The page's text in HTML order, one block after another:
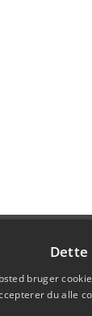
bruger
du alle